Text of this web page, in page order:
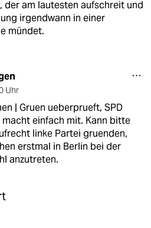
der am lautesten aufschreit und
irgendwann in einer
mündet.
Uhr
| Gruen ueberprueft, SPD
macht einfach mit. Kann bitte
linke Partei gruenden,
erstmal in Berlin bei der
anzutreten.